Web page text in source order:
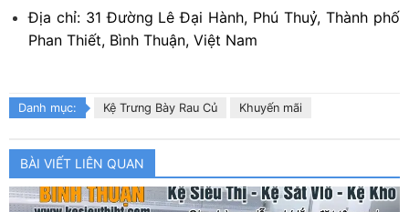
Địa chỉ: 31 Đường Lê Đại Hành, Phú Thuỷ, Thành phố
Phan Thiết, Bình Thuận, Việt Nam
Danh mục: Kệ Trưng Bày Rau Củ Khuyến mãi
BÀI VIẾT LIÊN QUAN